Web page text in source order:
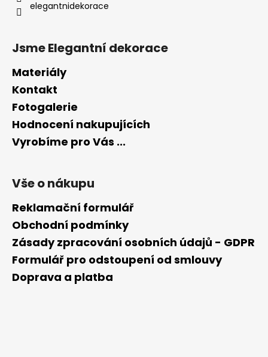
elegantnidekorace
Jsme Elegantní dekorace
Materiály
Kontakt
Fotogalerie
Hodnocení nakupujících
Vyrobíme pro Vás ...
Vše o nákupu
Reklamační formulář
Obchodní podmínky
Zásady zpracování osobních údajů - GDPR
Formulář pro odstoupení od smlouvy
Doprava a platba